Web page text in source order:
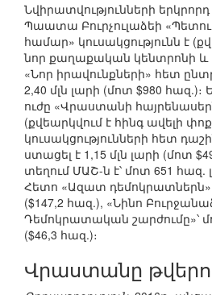
Նվիրատվությունների
Պաատա Բուրչուլաձեի
համար» կուսակցությունն է
նոր քաղաքական կենտրոնի և
«Նոր իրավունքների» հետ
2,40 մլն լարի (մոտ $980
ուժը «Վրաստանի
(քվեարկվում է հինգ ավելի
կուսակցությունների հետ
ստացել է 1,15 մլն լարի (մոտ
տեղում ՄԱՇ-ն է՝ մոտ 651 հազ.
Հետո «Ազատ դեմոկրատներն»
($147,2 հազ.), «Նինո
Դեմոկրատական շարժումը»՝
($46,3 հազ.)։
Վրաստանը